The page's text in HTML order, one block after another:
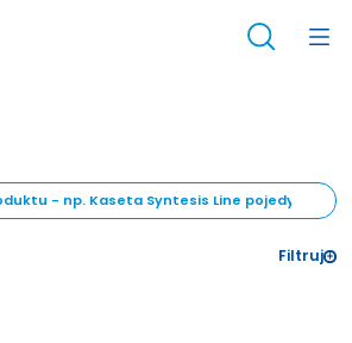
Filtruj